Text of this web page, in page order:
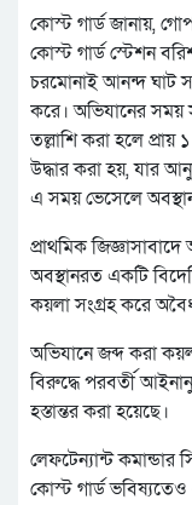
কোস্ট গার্ড জানায়,
কোস্ট গার্ড স্টেশন
চরমোনাই আনন্দ ঘাট
করে। অভিযানের সময়
তল্লাশি করা হলে
উদ্ধার করা হয়, যার
এ সময় ভেসেলে
প্রাথমিক
অবস্থানরত একটি
কয়লা সংগ্রহ করে
অভিযানে জব্দ করা
বিরুদ্ধে পরবর্তী
হস্তান্তর করা হয়েছে।
লেফটেন্যান্ট
কোস্ট গার্ড